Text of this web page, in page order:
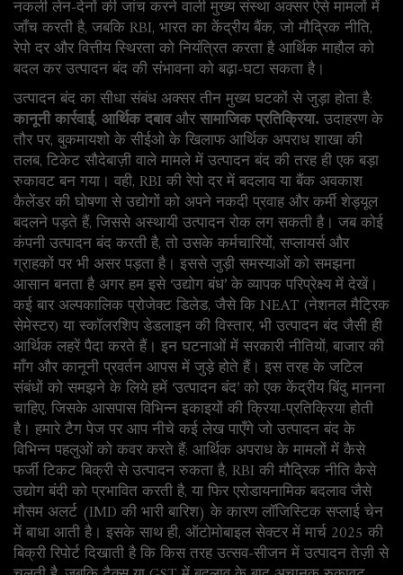
नकली लेन‑देनों की जांच करने वाली मुख्य संस्थाअक्सर ऐसे मामलों में
जाँच करती है, जबकिRBI, भारत का केंद्रीय बैंक, जो मौद्रिक नीति,
रेपो दर और वित्तीय स्थिरता को नियंत्रित करता हैआर्थिक माहौल को
बदल कर उत्पादन बंद की संभावना को बढ़ा‑घटा सकता है।
उत्पादन बंद का सीधा संबंध अक्सर तीन मुख्य घटकों से जुड़ा होता है:
कानूनी कार्रवाई, आर्थिक दबावऔरसामाजिक प्रतिक्रिया. उदाहरण के
तौर पर, बुकमायशो के सीईओ के खिलाफ आर्थिक अपराध शाखा की
तलब, टिकेट सौदेबाज़ी वाले मामले में उत्पादन बंद की तरह ही एक बड़ा
रुकावट बन गया। वही, RBI की रेपो दर में बदलाव या बैंक अवकाश
कैलेंडर की घोषणा से उद्योगों को अपने नकदी प्रवाह और कर्मी शेड्यूल
बदलने पड़ते हैं, जिससे अस्थायी उत्पादन रोक लग सकती है। जब कोई
कंपनी उत्पादन बंद करती है, तो उसके कर्मचारियों, सप्लायर्स और
ग्राहकों पर भी असर पड़ता है। इससे जुड़ी समस्याओं को समझना
आसान बनता है अगर हम इसे ‘उद्योग बंध’ के व्यापक परिप्रेक्ष्य में देखें।
कई बार अल्पकालिक प्रोजेक्ट डिलेड, जैसे कि NEAT (नेशनल मैट्रिक
सेमेस्टर) या स्कॉलरशिप डेडलाइन की विस्तार, भी उत्पादन बंद जैसी ही
आर्थिक लहरें पैदा करते हैं। इन घटनाओं में सरकारी नीतियों, बाजार की
माँग और कानूनी प्रवर्तन आपस में जुड़े होते हैं। इस तरह के जटिल
संबंधों को समझने के लिये हमें ‘उत्पादन बंद’ को एक केंद्रीय बिंदु मानना
चाहिए, जिसके आसपास विभिन्न इकाइयों की क्रिया‑प्रतिक्रिया होती
है। हमारे टैग पेज पर आप नीचे कई लेख पाएँगे जो उत्पादन बंद के
विभिन्न पहलुओं को कवर करते हैं: आर्थिक अपराध के मामलों में कैसे
फर्जी टिकट बिक्री से उत्पादन रुकता है, RBI की मौद्रिक नीति कैसे
उद्योग बंदी को प्रभावित करती है, या फिर एरोडायनामिक बदलाव जैसे
मौसम अलर्ट (IMD की भारी बारिश) के कारण लॉजिस्टिक सप्लाई चेन
में बाधा आती है। इसके साथ ही, ऑटोमोबाइल सेक्टर में मार्च 2025 की
बिक्री रिपोर्ट दिखाती है कि किस तरह उत्सव‑सीजन में उत्पादन तेज़ी से